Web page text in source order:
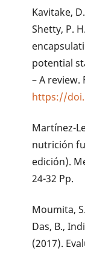
Kavitake,
Shetty, P.
potential
– A review.
https://
Martínez-
nutrición
edición).
24-32 Pp.
Moumita,
Das, B.,
(2017).